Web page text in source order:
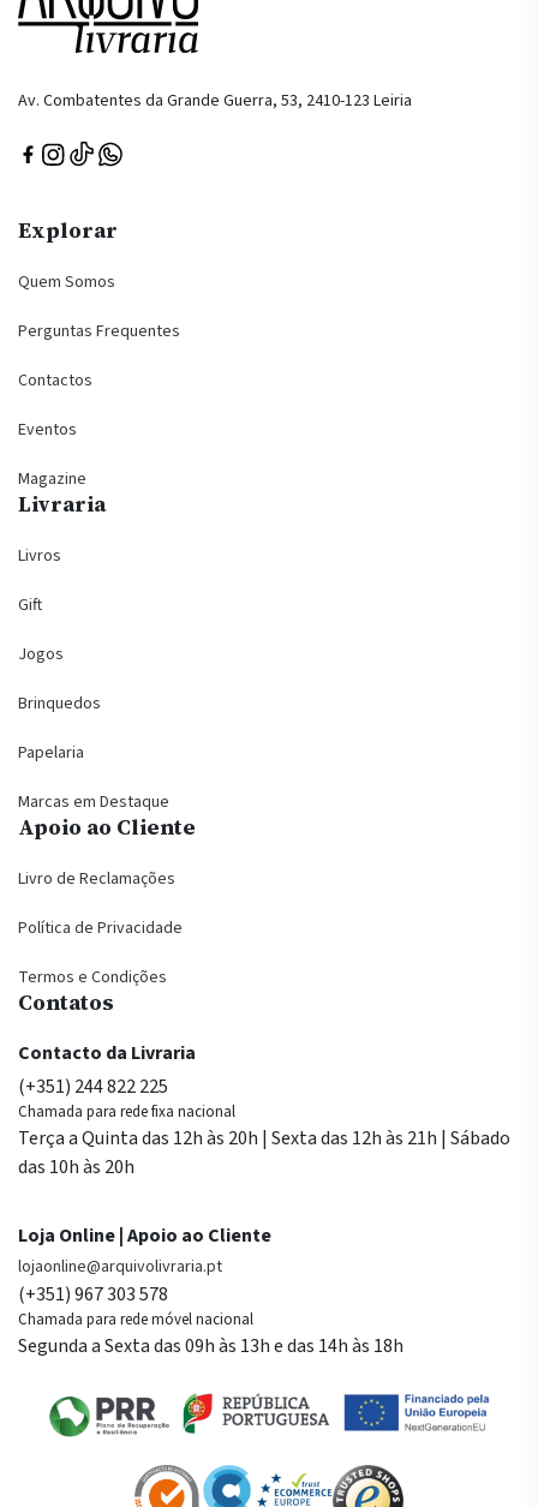
Av. Combatentes da Grande Guerra, 53, 2410-123 Leiria
Explorar
Quem Somos
Perguntas Frequentes
Contactos
Eventos
Magazine
Livraria
Livros
Gift
Jogos
Brinquedos
Papelaria
Marcas em Destaque
Apoio ao Cliente
Livro de Reclamações
Política de Privacidade
Termos e Condições
Contatos
Contacto da Livraria
(+351) 244 822 225
Chamada para rede fixa nacional
Terça a Quinta das 12h às 20h | Sexta das 12h às 21h | Sábado
das 10h às 20h
Loja Online | Apoio ao Cliente
lojaonline@arquivolivraria.pt
(+351) 967 303 578
Chamada para rede móvel nacional
Segunda a Sexta das 09h às 13h e das 14h às 18h